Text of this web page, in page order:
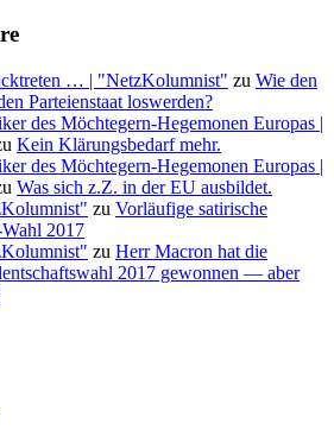
… | "NetzKolumnist" zu Wie den
Parteienstaat loswerden?
des Möchtegern-Hegemonen Europas |
Kein Klärungsbedarf mehr.
des Möchtegern-Hegemonen Europas |
Was sich z.Z. in der EU ausbildet.
zu Vorläufige satirische
2017
zu Herr Macron hat die
2017 gewonnen — aber